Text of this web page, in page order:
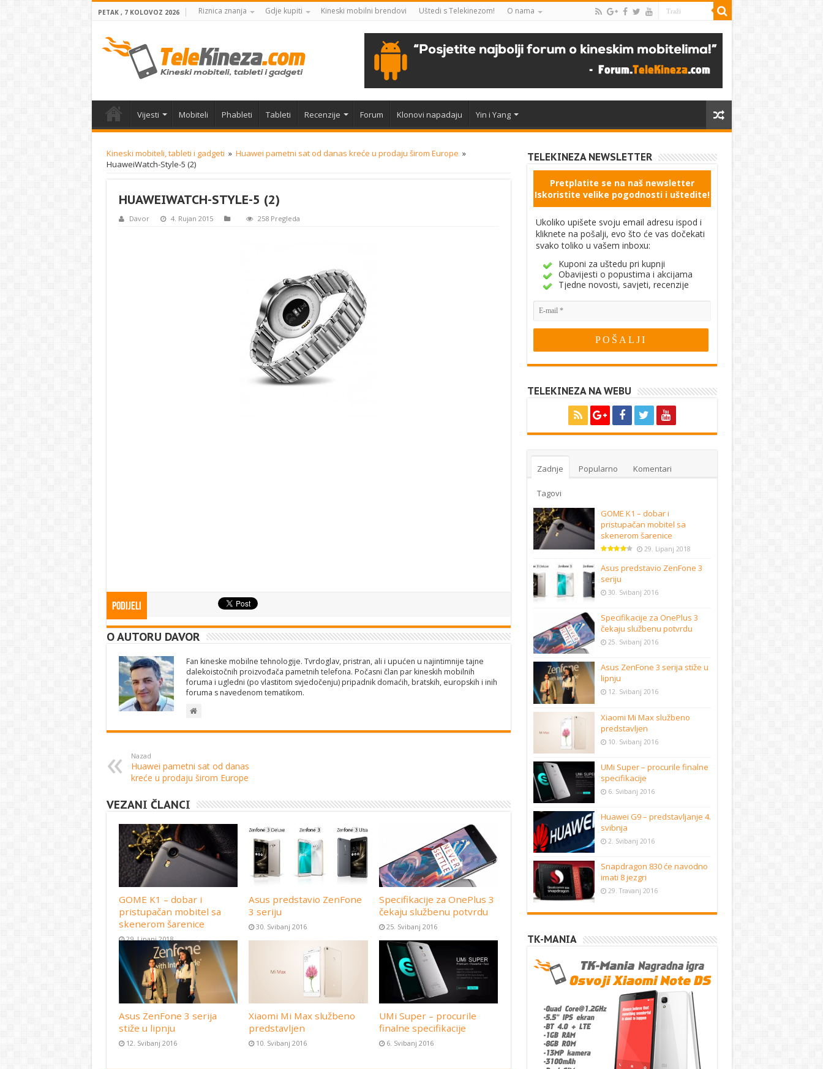
PETAK , 7 KOLOVOZ 2026 Riznica znanja Gdje kupiti Kineski mobilni brendovi Uštedi s Telekinezom! O nama
Vijesti Mobiteli Phableti Tableti Recenzije Forum Klonovi napadaju Yin i Yang
Kineski mobiteli, tableti i gadgeti » Huawei pametni sat od danas kreće u prodaju širom Europe »
HuaweiWatch-Style-5 (2)
HUAWEIWATCH-STYLE-5 (2)
Davor 4. Rujan 2015 258 Pregleda
Podijeli
O AUTORU DAVOR
Fan kineske mobilne tehnologije. Tvrdoglav, pristran, ali i upućen u najintimnije tajne
dalekoistočnih proizvođača pametnih telefona. Počasni član par kineskih mobilnih
foruma i ugledni (po vlastitom svjedočenju) pripadnik domaćih, bratskih, europskih i inih
foruma s navedenom tematikom.
Nazad
Huawei pametni sat od danas
kreće u prodaju širom Europe
VEZANI ČLANCI
GOME K1 – dobar i
pristupačan mobitel sa
skenerom šarenice
29. Lipanj 2018
Asus predstavio ZenFone
3 seriju
30. Svibanj 2016
Specifikacije za OnePlus 3
čekaju službenu potvrdu
25. Svibanj 2016
Asus ZenFone 3 serija
stiže u lipnju
12. Svibanj 2016
Xiaomi Mi Max službeno
predstavljen
10. Svibanj 2016
UMi Super – procurile
finalne specifikacije
6. Svibanj 2016
TELEKINEZA NEWSLETTER
Pretplatite se na naš newsletter
Iskoristite velike pogodnosti i uštedite!
Ukoliko upišete svoju email adresu ispod i
kliknete na pošalji, evo što će vas dočekati
svako toliko u vašem inboxu:
Kuponi za uštedu pri kupnji
Obavijesti o popustima i akcijama
Tjedne novosti, savjeti, recenzije
TELEKINEZA NA WEBU
Zadnje Popularno Komentari
Tagovi
GOME K1 – dobar i
pristupačan mobitel sa
skenerom šarenice
29. Lipanj 2018
Asus predstavio ZenFone 3
seriju
30. Svibanj 2016
Specifikacije za OnePlus 3
čekaju službenu potvrdu
25. Svibanj 2016
Asus ZenFone 3 serija stiže u
lipnju
12. Svibanj 2016
Xiaomi Mi Max službeno
predstavljen
10. Svibanj 2016
UMi Super – procurile finalne
specifikacije
6. Svibanj 2016
Huawei G9 – predstavljanje 4.
svibnja
2. Svibanj 2016
Snapdragon 830 će navodno
imati 8 jezgri
29. Travanj 2016
TK-MANIA